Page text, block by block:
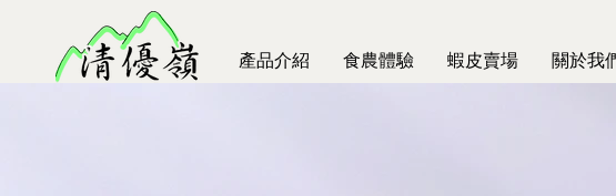
產品介紹 食農體驗 蝦皮賣場 關於我